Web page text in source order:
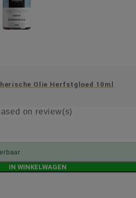
Olie Herfstgloed 10ml
on review(s)
IN WINKELWAGEN